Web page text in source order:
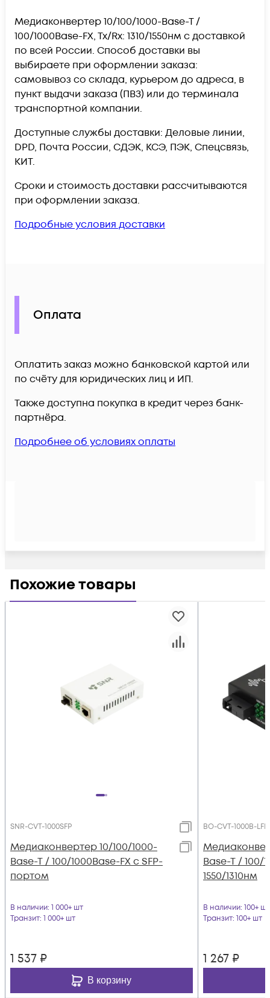
Медиаконвертер 10/100/1000-Base-T /
100/1000Base-FX, Tx/Rx: 1310/1550нм c доставкой
по всей России. Способ доставки вы
выбираете при оформлении заказа:
самовывоз со склада, курьером до адреса, в
пункт выдачи заказа (ПВЗ) или до терминала
транспортной компании.
Доступные службы доставки: Деловые линии,
DPD, Почта России, СДЭК, КСЭ, ПЭК, Спецсвязь,
КИТ.
Сроки и стоимость доставки рассчитываются
при оформлении заказа.
Подробные условия доставки
Оплата
Оплатить заказ можно банковской картой или
по счёту для юридических лиц и ИП.
Также доступна покупка в кредит через банк-
партнёра.
Подробнее об условиях оплаты
Похожие товары
SNR-CVT-1000SFP
Медиаконвертер 10/100/1000-
Base-T / 100/1000Base-FX с SFP-
портом
В наличии: 1 000+ шт
Транзит: 1 000+ шт
1 537 ₽
В корзину
BO-CVT-1000B-LFP
Base-T / 100/
1550/1310нм
В наличии: 100+ шт
Транзит: 100+ шт
1 267 ₽